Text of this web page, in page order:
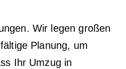
Wir legen großen
Planung, um
Ihr Umzug in